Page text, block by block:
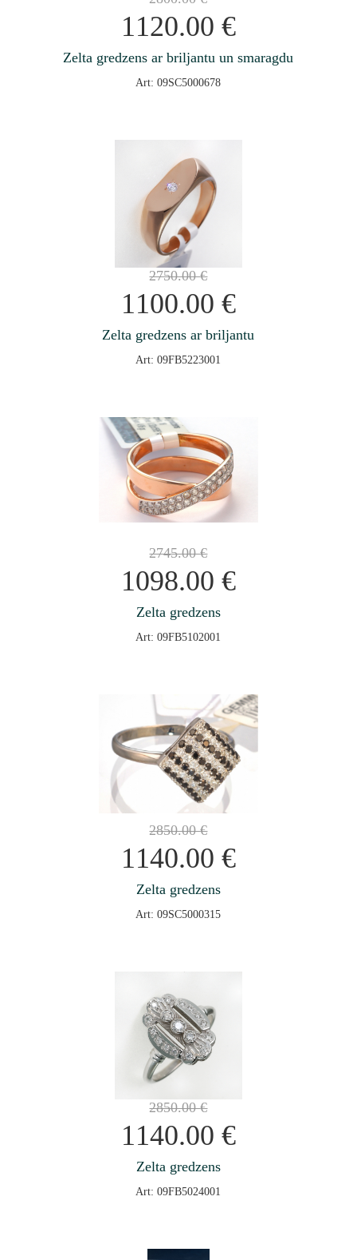
1120.00 €
Zelta gredzens ar briljantu un smaragdu
Art: 09SC5000678
2750.00€
1100.00 €
Zelta gredzens ar briljantu
Art: 09FB5223001
2745.00€
1098.00 €
Zelta gredzens
Art: 09FB5102001
2850.00€
1140.00 €
Zelta gredzens
Art: 09SC5000315
2850.00€
1140.00 €
Zelta gredzens
Art: 09FB5024001